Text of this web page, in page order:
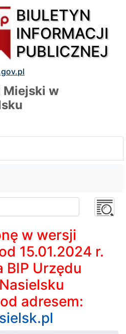
BIULETYN
INFORMACJI
PUBLICZNEJ
Miejski w
w wersji
15.01.2024 r.
BIP Urzędu
adresem: